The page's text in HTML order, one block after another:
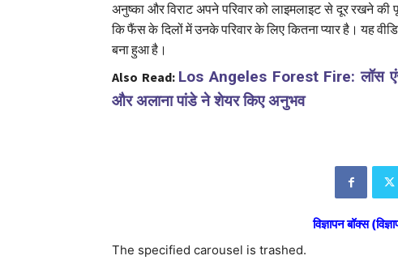
अनुष्का और विराट अपने परिवार को लाइमलाइट से दूर रखने की
कि फैंस के दिलों में उनके परिवार के लिए कितना प्यार है। यह
बना हुआ है।
Also Read: Los Angeles Forest Fire: लॉस
और अलाना पांडे ने शेयर किए अनुभव
विज्ञापन बॉक्स
The specified carousel is trashed.